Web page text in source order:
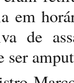
em
de
ser